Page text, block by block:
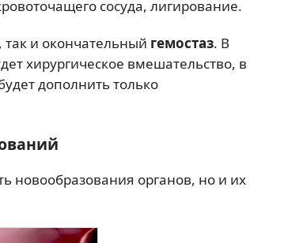
сосуда, лигирование.
и окончательный гемостаз. В
хирургическое вмешательство, в
дополнить только
новообразования органов, но и их